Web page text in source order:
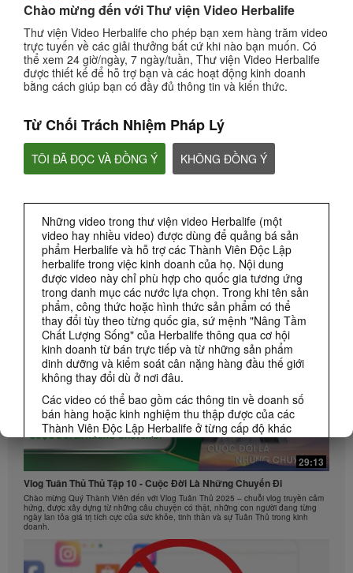
Chào mừng đến với Thư viện Video Herbalife
Thư viện Video Herbalife cho phép bạn xem hàng trăm video
trực tuyến về các giải thưởng bất cứ khi nào bạn muốn. Có
thể xem 24 giờ/ngày, 7 ngày/tuần, Thư viện Video Herbalife
được thiết kế để hỗ trợ bạn và các hoạt động kinh doanh
bằng cách giúp bạn có đầy đủ thông tin và kiến thức.
Từ Chối Trách Nhiệm Pháp Lý
TÔI ĐÃ ĐỌC VÀ ĐỒNG Ý KHÔNG ĐỒNG Ý
Những video trong thư viện video Herbalife (một
video hay nhiều video) được dùng để quảng bá sản
phẩm Herbalife và hỗ trợ các Thành Viên Độc Lập
herbalife trong việc kinh doanh của họ. Nội dung
được video này chỉ phù hợp cho quốc gia tương ứng
trong danh mục các nước lựa chọn. Trong khi tên sản
phẩm, công thức hoặc hình thức sản phẩm có thể
thay đổi tùy theo từng quốc gia, sứ mệnh "Nâng Tầm
Chất Lượng Sống" của Herbalife thông qua cơ hội
kinh doanh từ bán trực tiếp và từ những sản phẩm
dinh dưỡng và kiểm soát cân nặng hàng đầu thế giới
không thay đổi dù ở nơi đâu.
Các video có thể bao gồm các thông tin về doanh số
bán hàng hoặc kinh nghiệm thu thập được của các
Thành Viên Độc Lập Herbalife ở từng cấp độ khác
nhau và sống trên nhiều khu vực khác nhau. Thu
nhập được áp dụng riêng biệt đối với từng cá nhân
(hoặc ví dụ) chỉ mang tính minh họa và không phải
thu nhập trung bình, và chúng không phải con số cam
kết mà bạn sẽ nhận được. Đối với dữ liệu thu nhập
trung bình dựa trên thành tích trong khu vực được chi
trả cập nhật phù hợp với từng khu vực,vui lòng truy
cập Herbalife.com và MyHerbalife.com.
Tương tự, những chia sẻ về việc giảm cân hiệu quả
DINH DƯỠNG & KHOA HỌC
CHAT HLF PODCAST
THƯƠNG HIỆU & TÀI TRỢ
CÁC KHUYẾN MÃI CỦA HERBALIFE
KINH DOANH Xem Tất cả
29:13
Vlog Tuân Thủ Thủ Tập 10 - Cuộc Đời Là Những Chuyến Đi
Chào mừng Quý Thành Viên đến với Vlog Tuân Thủ 2025 – chuỗi vlog truyền cảm
hứng, được xây dựng từ những câu chuyện có thật, những con người đang từng
ngày lan tỏa giá trị tích cực của sức khỏe, tinh thần và sự Tuân Thủ trong kinh
doanh.